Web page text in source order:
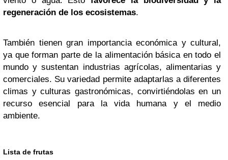
regeneración de los ecosistemas.
También tienen gran importancia económica y cultural,
ya que forman parte de la alimentación básica en todo el
mundo y sustentan industrias agrícolas, alimentarias y
comerciales. Su variedad permite adaptarlas a diferentes
climas y culturas gastronómicas, convirtiéndolas en un
recurso esencial para la vida humana y el medio
ambiente.
Lista de frutas